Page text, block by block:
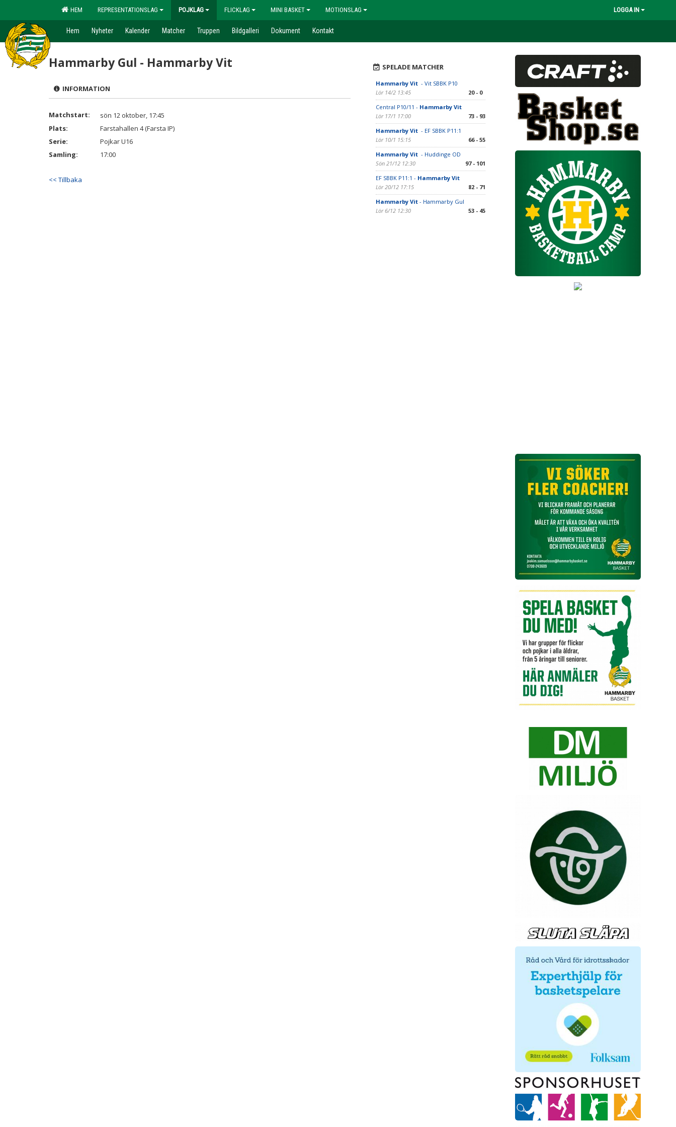
HEM REPRESENTATIONSLAG POJKLAG FLICKLAG MINI BASKET MOTIONSLAG LOGGA IN
Hem Nyheter Kalender Matcher Truppen Bildgalleri Dokument Kontakt
Hammarby Gul - Hammarby Vit
INFORMATION
Matchstart:
sön 12 oktober, 17:45
Plats:
Farstahallen 4 (Farsta IP)
Serie:
Pojkar U16
Samling:
17:00
<< Tillbaka
SPELADE MATCHER
Hammarby Vit - Vit SBBK P10
Lör 14/2 13:45
20 - 0
Central P10/11 - Hammarby Vit
Lör 17/1 17:00
73 - 93
Hammarby Vit - EF SBBK P11:1
Lör 10/1 15:15
66 - 55
Hammarby Vit - Huddinge OD
Sön 21/12 12:30
97 - 101
EF SBBK P11:1 - Hammarby Vit
Lör 20/12 17:15
82 - 71
Hammarby Vit- Hammarby Gul
Lör 6/12 12:30
53 - 45